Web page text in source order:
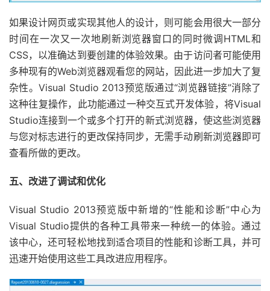
如果设计网页或实现其他人的设计，则可能会用很大一部分
时间在一次又一次地刷新浏览器窗口的同时微调HTML和
CSS，以准确达到要创建的体验效果。由于访问者可能使用
多种现有的Web浏览器观看您的网站，因此进一步加大了复
杂性。Visual Studio 2013预览版通过“浏览器链接”消除了
这种往复操作，此功能通过一种交互式开发体验，将Visual
Studio连接到一个或多个打开的新式浏览器，使这些浏览器
与您对标志进行的更改保持同步，无需手动刷新浏览器即可
查看所做的更改。
五、改进了调试和优化
Visual Studio 2013预览版中新增的“性能和诊断”中心为
Visual Studio提供的各种工具带来一种统一的体验。通过
该中心，还可轻松地找到适合项目的性能和诊断工具，并可
迅速开始使用这些工具改进应用程序。